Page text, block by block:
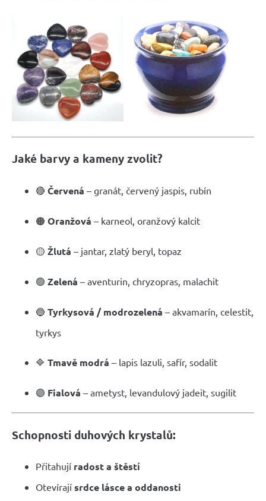
Jaké barvy a kameny zvolit?
🔴 Červená – granát, červený jaspis, rubín
🟠 Oranžová – karneol, oranžový kalcit
🟡 Žlutá – jantar, zlatý beryl, topaz
🟢 Zelená – aventurin, chryzopras, malachit
🔵 Tyrkysová / modrozelená – akvamarín, celestit,
tyrkys
🔷 Tmavě modrá – lapis lazuli, safír, sodalit
🟣 Fialová – ametyst, levandulový jadeit, sugilit
Schopnosti duhových krystalů:
Přitahují radost a štěstí
Otevírají srdce lásce a oddanosti